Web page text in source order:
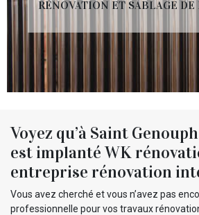
RÉNOVATION ET SABLAGE DE
Voyez qu’à Saint
est implanté WK
entreprise rénovation
Vous avez cherché et vous n’avez pas
professionnelle pour vos travaux